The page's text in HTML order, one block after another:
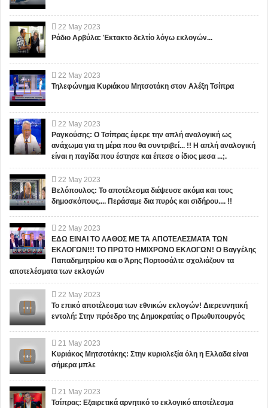
22 May 2023
Ράδιο Αρβύλα: Έκτακτο δελτίο λόγω εκλογών...
22 May 2023
Τηλεφώνημα Κυριάκου Μητσοτάκη στον Αλέξη Τσίπρα
22 May 2023
Ραγκούσης: Ο Τσίπρας έφερε την απλή αναλογική ως
ανάχωμα για τη μέρα που θα συντριβεί... !! Η απλή αναλογική
είναι η παγίδα που έστησε και έπεσε ο ίδιος μεσα ...;.
22 May 2023
Βελόπουλος: Το αποτέλεσμα διέψευσε ακόμα και τους
δημοσκόπους.... Περάσαμε δια πυρός και σιδήρου.... !!
22 May 2023
ΕΔΩ ΕΙΝΑΙ ΤΟ ΛΑΘΟΣ ΜΕ ΤΑ ΑΠΟΤΕΛΕΣΜΑΤΑ ΤΩΝ
ΕΚΛΟΓΩΝ!!! ΤΟ ΠΡΩΤΟ ΗΜΙΧΡΟΝΟ ΕΚΛΟΓΩΝ! Ο Βαγγέλης
Παπαδημητρίου και ο Άρης Πορτοσάλτε σχολιάζουν τα
αποτελέσματα των εκλογών
22 May 2023
Το επικό αποτέλεσμα των εθνικών εκλογών! Διερευνητική
εντολή: Στην πρόεδρο της Δημοκρατίας ο Πρωθυπουργός
21 May 2023
Κυριάκος Μητσοτάκης: Στην κυριολεξία όλη η Ελλαδα είναι
σήμερα μπλε
21 May 2023
Τσίπρας: Εξαιρετικά αρνητικό το εκλογικό αποτέλεσμα